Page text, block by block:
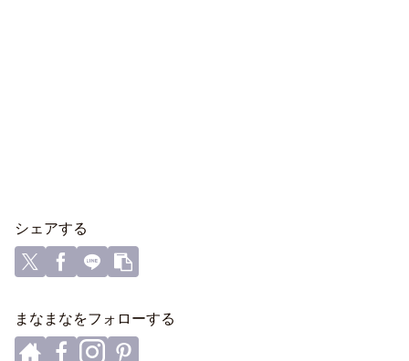
シェアする
まなまなをフォローする